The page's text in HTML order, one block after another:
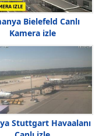
Bielefeld Canlı
Kamera izle
Stuttgart Havaalanı